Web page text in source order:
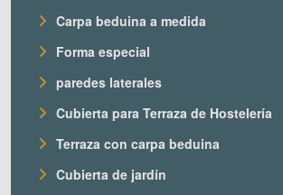
Carpa beduina a medida
Forma especial
paredes laterales
Cubierta para Terraza de Hostelería
Terraza con carpa beduina
Cubierta de jardín